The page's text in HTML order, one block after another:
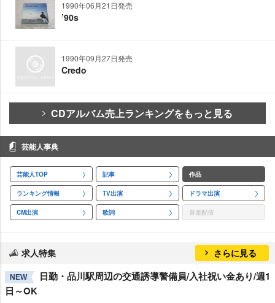
1990年06月21日発売
’90s
1990年09月27日発売
Credo
CDアルバム売上ランキングをもっと見る
芸能人事典
芸能人TOP 記事 作品
ランキング情報 TV出演 ドラマ出演
CM出演 歌詞 音楽配信
求人特集 さらに見る
NEW
日勤・品川駅周辺の交通誘導警備員/入社祝い金あり/週1
日～OK